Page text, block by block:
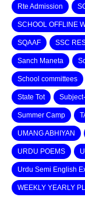
Rte Admission
SCHOOL OFFLINE
SQAAF SSC
Sanch Maneta
School committees
State Tot
Summer Camp
UMANG ABHIYAN
URDU POEMS
Urdu Semi English
WEEKLY YEARLY